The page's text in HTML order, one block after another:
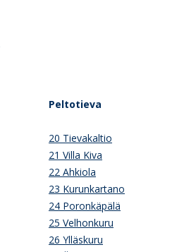
Peltotieva
20 Tievakaltio
21 Villa Kiva
22 Ahkiola
23 Kurunkartano
24 Poronkäpälä
25 Velhonkuru
26 Ylläskuru